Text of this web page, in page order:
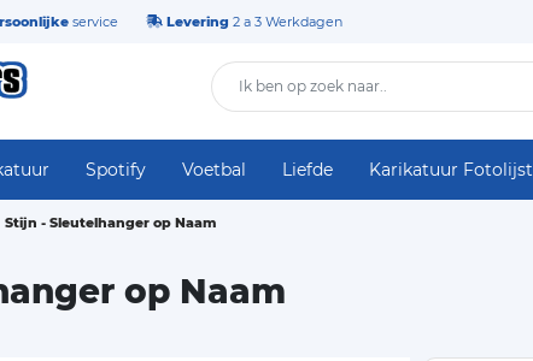
service Levering 2 a 3 Werkdagen
Spotify Voetbal Liefde Karikatuur Fotolijst
Stijn - Sleutelhanger op Naam
op Naam